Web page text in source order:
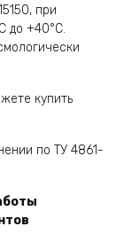
при
до +40°С.
купить
по ТУ 4861-